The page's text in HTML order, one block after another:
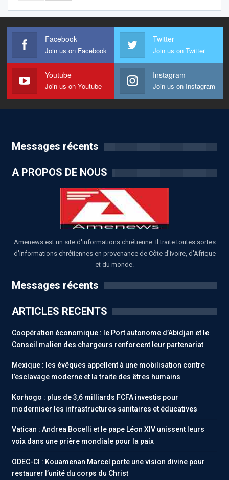
Facebook
Join us on Facebook
Twitter
Join us on Twitter
Youtube
Join us on Youtube
Instagram
Join us on Instagram
Messages récents
A PROPOS DE NOUS
Amenews est un site d'informations chrétienne. Il traite toutes sortes
d'informations chrétiennes en provenance de Côte d'Ivoire, d'Afrique
et du monde.
Messages récents
ARTICLES RECENTS
Coopération économique : le Port autonome d’Abidjan et le
Conseil malien des chargeurs renforcent leur partenariat
Mexique : les évêques appellent à une mobilisation contre
l’esclavage moderne et la traite des êtres humains
Korhogo : plus de 3,6 milliards FCFA investis pour
moderniser les infrastructures sanitaires et éducatives
Vatican : Andrea Bocelli et le pape Léon XIV unissent leurs
voix dans une prière mondiale pour la paix
ODEC-CI : Kouamenan Marcel porte une vision divine pour
restaurer l’unité du corps du Christ